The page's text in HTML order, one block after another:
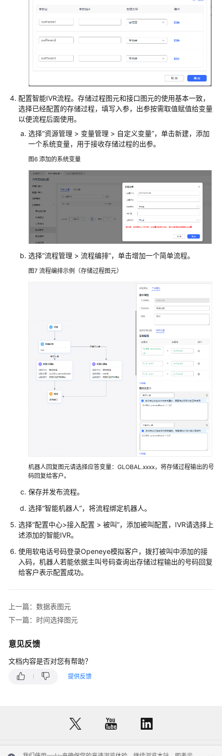
被
叫
配
程
轨
迹
配
置
IVR
录
查
程
记
配
例
图
元
参
子
程
束
图
元
音
切
语
配置智能IVR流程。存储过程图元和接口图元的使用基本一致，
选择已经配置的存储过程，填写入参，出参按需取值赋值给变量
以便流程后面使用。
选择“资源管理 > 变量管理 > 自定义变量”，单击新建，添加
一个系统变量，用于接收存储过程的出参。
图6 添加的系统变量
选择“流程管理 > 流程编排”，单击增加一个简单流程。
图7 流程编排示例（存储过程图元）
机器人回复图元请选择应答变量：GLOBAL.xxxx，将存储过程输出的号
码回复给客户。
保存并发布流程。
选择“智能机器人”，将流程绑定机器人。
选择“配置中心>接入配置 > 被叫”，添加被叫配置，IVR请选择上
述添加的智能IVR。
使用软电话号码登录Openeye模拟客户，拨打被叫中添加的接
入码，机器人若能依据主叫号码查询出存储过程输出的号码回复
给客户表示配置成功。
上一篇：数据表图元
下一篇：时间选择图元
意见反馈
文档内容是否对您有帮助？
提供反馈